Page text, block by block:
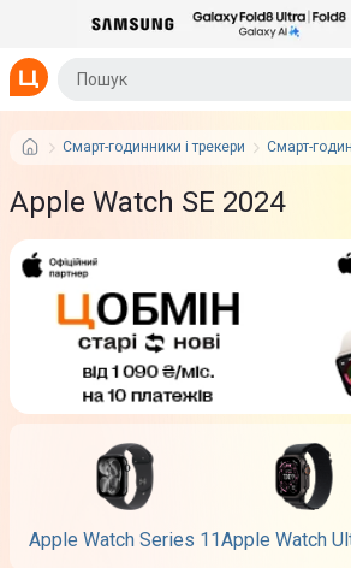
Смарт-годинники і трекери Смарт-
Apple Watch SE 2024
Apple Watch Series 11Apple Watch